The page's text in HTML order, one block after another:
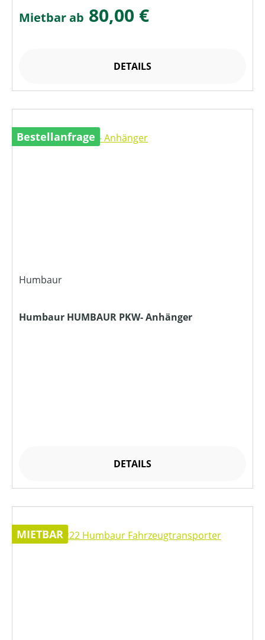
Mietbar ab 80,00 €
DETAILS
Bestellanfrage
Humbaur
Humbaur HUMBAUR PKW- Anhänger
DETAILS
MIETBAR